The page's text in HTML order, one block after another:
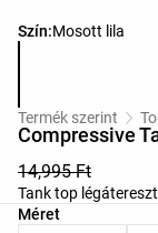
Szín:Mosott lila
Termékszínek listája
Termék szerint
Compressive
14,995 Ft
Tank top
Méret
Termékméretek